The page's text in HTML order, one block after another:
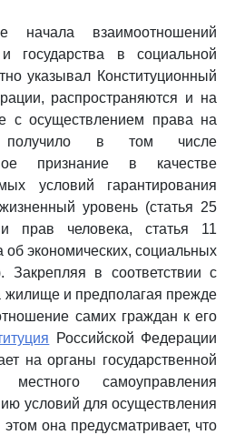
начала взаимоотношений
государства в социальной
указывал Конституционный
распространяются и на
с осуществлением права на
получило в том числе
признание в качестве
условий гарантирования
уровень (статья 25
прав человека, статья 11
об экономических, социальных
Закрепляя в соответствии с
жилище и предполагая прежде
самих граждан к его
Российской Федерации
на органы государственной
самоуправления
условий для осуществления
она предусматривает, что